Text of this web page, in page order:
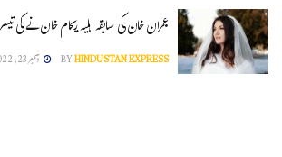
عمران خان کی سابقہ اہلیہ ریحام خان نے کی
BYHINDUSTAN EXPRESS دسمبر 23, 2022